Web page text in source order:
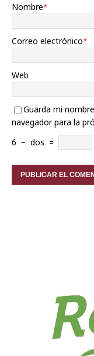
Nombre*
Correo electrónico*
Web
Guarda mi
navegador para la
6 − dos =